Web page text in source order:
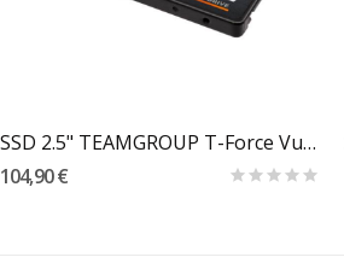
SSD 2.5" TEAMGROUP T-Force Vulcan Z 512GB TLC...
104,90 €